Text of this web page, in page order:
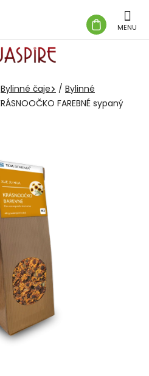
KOŠÍK
Bylinné čaje / Bylinné
FAREBNÉ sypaný